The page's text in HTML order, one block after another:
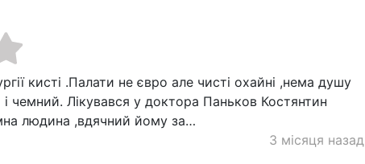
кисті .Палати не євро але чисті охайні ,нема душу
чемний. Лікувався у доктора Паньков Костянтин
людина ,вдячний йому за…
3 місяця назад